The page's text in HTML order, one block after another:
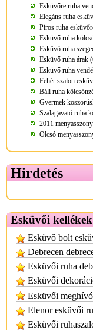
Esküvőre ruha
Elegáns ruha
Piros ruha
Esküvő ruha
Esküvő ruha
Esküvő ruha árak
Esküvő ruha
Fehér szalon
Báli ruha
Gyermek
Szalagavató ruha
2011
Olcsó
Hirdetés
Esküvői
Esküvő bolt
Debrecen
Esküvői ruha
Esküvői
Esküvői
Elenor esküvői
Esküvői